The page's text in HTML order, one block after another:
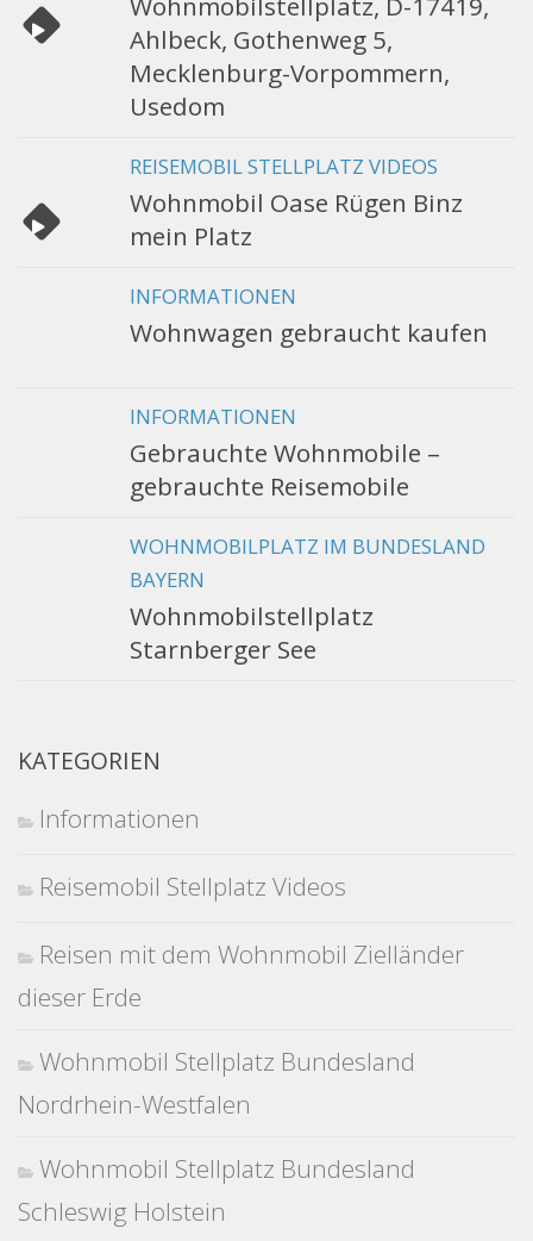
Ahlbeck, Gothenweg 5,
Mecklenburg-Vorpommern,
Usedom
REISEMOBIL STELLPLATZ VIDEOS
Wohnmobil Oase Rügen Binz
mein Platz
INFORMATIONEN
Wohnwagen gebraucht kaufen
INFORMATIONEN
Gebrauchte Wohnmobile –
gebrauchte Reisemobile
WOHNMOBILPLATZ IM BUNDESLAND
BAYERN
Wohnmobilstellplatz
Starnberger See
KATEGORIEN
Informationen
Reisemobil Stellplatz Videos
Reisen mit dem Wohnmobil Zielländer
dieser Erde
Wohnmobil Stellplatz Bundesland
Nordrhein-Westfalen
Wohnmobil Stellplatz Bundesland
Schleswig Holstein